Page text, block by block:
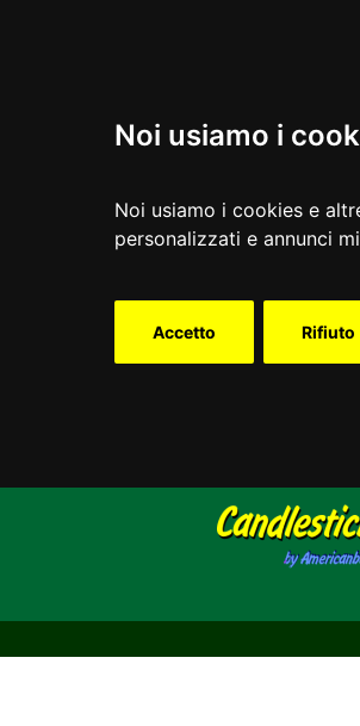
Noi usiamo i
Noi usiamo i cookies e
personalizzati e annunci
Accetto Rifiuto